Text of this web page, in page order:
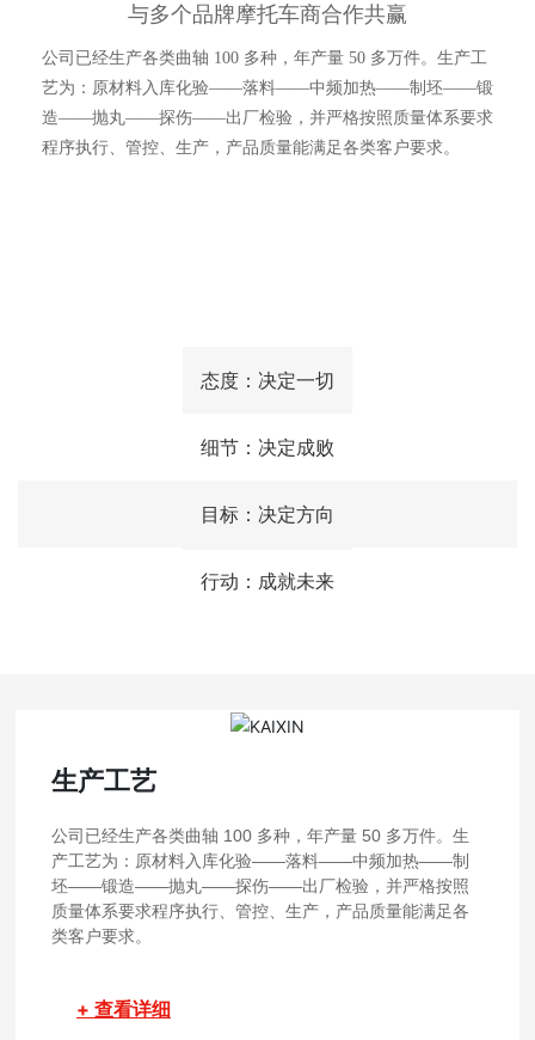
与多个品牌摩托车商合作共赢
公司已经生产各类曲轴 100 多种，年产量 50 多万件。生产工
艺为：原材料入库化验——落料——中频加热——制坯——锻
造——抛丸——探伤——出厂检验，并严格按照质量体系要求
程序执行、管控、生产，产品质量能满足各类客户要求。
态度：决定一切
细节：决定成败
目标：决定方向
行动：成就未来
生产工艺
公司已经生产各类曲轴 100 多种，年产量 50 多万件。生
产工艺为：原材料入库化验——落料——中频加热——制
坯——锻造——抛丸——探伤——出厂检验，并严格按照
质量体系要求程序执行、管控、生产，产品质量能满足各
类客户要求。
+ 查看详细